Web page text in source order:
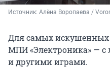
Источник: Алёна Воропаева /
Для самых искушенных
МПИ «Электроника» — с
и другими играми.